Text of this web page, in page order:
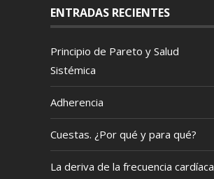
ENTRADAS RECIENTES
Principio de Pareto y Salud
Sistémica
Adherencia
Cuestas. ¿Por qué y para qué?
La deriva de la frecuencia cardíaca